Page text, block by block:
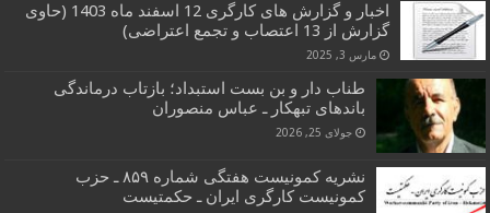
اخبار و گزارش های کارگری 12 اسفند ماه 1403 (حاوی
گزارش از 13 اعتصاب و تجمع اعتراضی)
مارس 3, 2025
طناب دار و بن بست استبداد؛ بازتاب درماندگی
باندهای تبهکار ـ عباس منصوران
جولای 25, 2026
نشریه کمونیست هفتگی شماره ۸۵۹ ـ حزب
کمونیست کارگری ایران ـ حکمتیست